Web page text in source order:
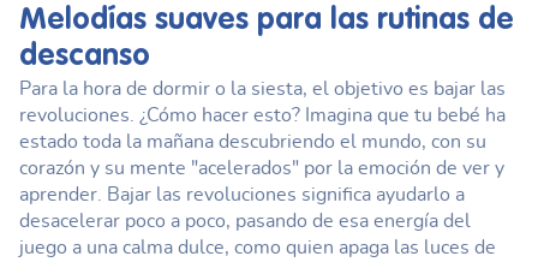
Melodías suaves para las rutinas de
descanso
Para la hora de dormir o la siesta, el objetivo es bajar las
revoluciones. ¿Cómo hacer esto? Imagina que tu bebé ha
estado toda la mañana descubriendo el mundo, con su
corazón y su mente "acelerados" por la emoción de ver y
aprender. Bajar las revoluciones significa ayudarlo a
desacelerar poco a poco, pasando de esa energía del
juego a una calma dulce, como quien apaga las luces de